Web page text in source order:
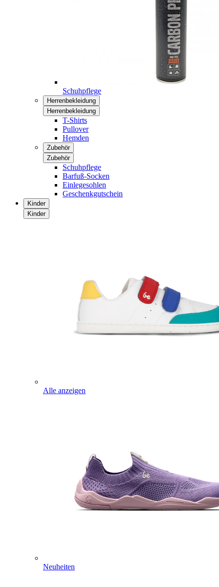
Schuhpflege
Herrenbekleidung
Herrenbekleidung
T-Shirts
Pullover
Hemden
Zubehör
Zubehör
Schuhpflege
Barfuß-Socken
Einlegesohlen
Geschenkgutschein
Kinder
Kinder
Alle anzeigen
Neuheiten